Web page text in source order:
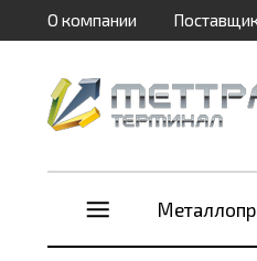
О компании